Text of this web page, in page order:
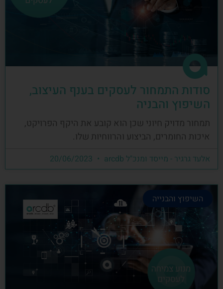
סודות התמחור לעסקים בענף העיצוב,
השיפוץ והבניה
תמחור מדויק חיוני שכן הוא קובע את היקף הפרויקט,
איכות החומרים, הביצוע והרווחיות שלו.
אלעד גרגיר - מייסד ומנכ"ל arcdb
השיפוץ והבנייה